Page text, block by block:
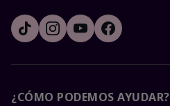
¿CÓMO PODEMOS AYUDAR?